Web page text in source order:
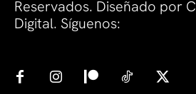
Reservados. Diseñado por
Digital. Síguenos: